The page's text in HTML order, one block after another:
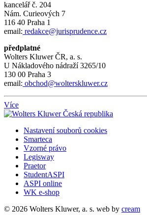
kancelář č. 204
Nám. Curieových 7
116 40 Praha 1
email: redakce@jurisprudence.cz
předplatné
Wolters Kluwer ČR, a. s.
U Nákladového nádraží 3265/10
130 00 Praha 3
email: obchod@wolterskluwer.cz
Více
Nastavení souborů cookies
Smarteca
Vzorné právo
Legisway
Praetor
StudentASPI
ASPI online
WK e-shop
© 2026 Wolters Kluwer, a. s. web by cream